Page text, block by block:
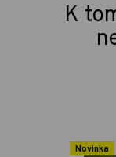
K
Novinka